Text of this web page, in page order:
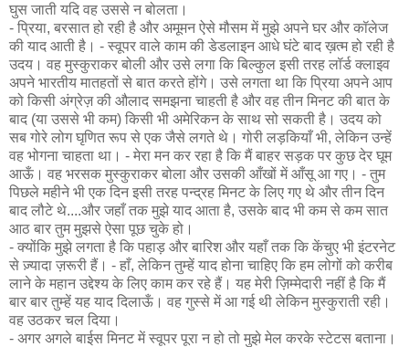
घुस जाती यदि वह उससे न बोलता।
- प्रिया, बरसात हो रही है और अमूमन ऐसे मौसम में मुझे अपने घर और कॉलेज
की याद आती है। - स्वूपर वाले काम की डेडलाइन आधे घंटे बाद ख़त्म हो रही है
उदय। वह मुस्कुराकर बोली और उसे लगा कि बिल्कुल इसी तरह लॉर्ड क्लाइव
अपने भारतीय मातहतों से बात करते होंगे। उसे लगता था कि प्रिया अपने आप
को किसी अंग्रेज़ की औलाद समझना चाहती है और वह तीन मिनट की बात के
बाद (या उससे भी कम) किसी भी अमेरिकन के साथ सो सकती है। उदय को
सब गोरे लोग घृणित रूप से एक जैसे लगते थे। गोरी लड़कियाँ भी, लेकिन उन्हें
वह भोगना चाहता था। - मेरा मन कर रहा है कि मैं बाहर सड़क पर कुछ देर घूम
आऊँ। वह भरसक मुस्कुराकर बोला और उसकी आँखों में आँसू आ गए। - तुम
पिछले महीने भी एक दिन इसी तरह पन्द्रह मिनट के लिए गए थे और तीन दिन
बाद लौटे थे....और जहाँ तक मुझे याद आता है, उसके बाद भी कम से कम सात
आठ बार तुम मुझसे ऐसा पूछ चुके हो।
- क्योंकि मुझे लगता है कि पहाड़ और बारिश और यहाँ तक कि केंचुए भी इंटरनेट
से ज़्यादा ज़रूरी हैं। - हाँ, लेकिन तुम्हें याद होना चाहिए कि हम लोगों को करीब
लाने के महान उद्देश्य के लिए काम कर रहे हैं। यह मेरी ज़िम्मेदारी नहीं है कि मैं
बार बार तुम्हें यह याद दिलाऊँ। वह गुस्से में आ गई थी लेकिन मुस्कुराती रही।
वह उठकर चल दिया।
- अगर अगले बाईस मिनट में स्वूपर पूरा न हो तो मुझे मेल करके स्टेटस बताना।